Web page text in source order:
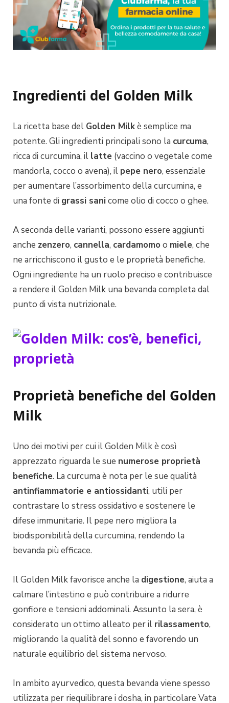
Ingredienti del Golden Milk
La ricetta base del Golden Milkè semplice ma
potente. Gli ingredienti principali sono la curcuma,
ricca di curcumina, il latte (vaccino o vegetale come
mandorla, cocco o avena), il pepe nero, essenziale
per aumentare l’assorbimento della curcumina, e
una fonte di grassi sanicome olio di cocco o ghee.
A seconda delle varianti, possono essere aggiunti
anche zenzero, cannella, cardamomo o miele, che
ne arricchiscono il gusto e le proprietà benefiche.
Ogni ingrediente ha un ruolo preciso e contribuisce
a rendere il Golden Milk una bevanda completa dal
punto di vista nutrizionale.
Proprietà benefiche del Golden
Milk
Uno dei motivi per cui il Golden Milk è così
apprezzato riguarda le sue numerose proprietà
benefiche. La curcuma è nota per le sue qualità
antinfiammatorie e antiossidanti, utili per
contrastare lo stress ossidativo e sostenere le
difese immunitarie. Il pepe nero migliora la
biodisponibilità della curcumina, rendendo la
bevanda più efficace.
Il Golden Milk favorisce anche la digestione, aiuta a
calmare l’intestino e può contribuire a ridurre
gonfiore e tensioni addominali. Assunto la sera, è
considerato un ottimo alleato per il rilassamento,
migliorando la qualità del sonno e favorendo un
naturale equilibrio del sistema nervoso.
In ambito ayurvedico, questa bevanda viene spesso
utilizzata per riequilibrare i dosha, in particolare Vata